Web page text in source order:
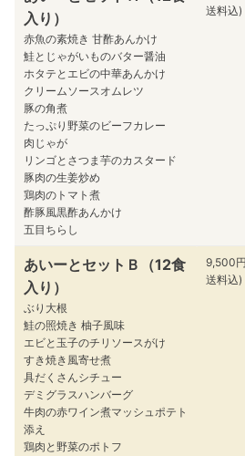
入り）
赤魚の素焼き 甘酢あんかけ
鮭とじゃがいものバター醤油
ホタテとエビの中華あんかけ
クリームソースオムレツ
豚の角煮
たっぷり野菜のビーフカレー
肉じゃが
リンゴとさつま芋のカスタード
豚肉の生姜炒め
鶏肉のトマト煮
酢豚風黒酢あんかけ
五目ちらし
送料込)
あいーとセットＢ（12食
入り）
ぶり大根
鮭の照焼き 柚子風味
エビと玉子のチリソースがけ
すき焼き風寄せ煮
具だくさんシチュー
デミグラスハンバーグ
牛肉の赤ワイン煮マッシュポテト
添え
鶏肉と野菜のポトフ
9,500
送料込)